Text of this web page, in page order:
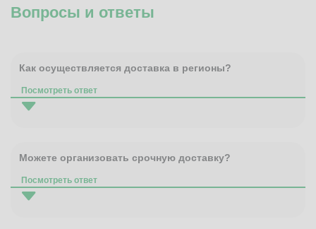
Вопросы и ответы
Как осуществляется доставка в регионы?
Посмотреть ответ
Можете организовать срочную доставку?
Посмотреть ответ